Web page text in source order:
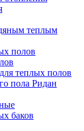
теплым
полов
теплых полов
пола Ридан
баков